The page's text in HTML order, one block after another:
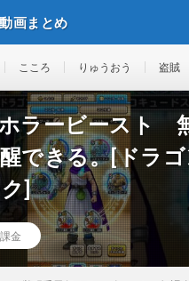
画まとめ
こころ りゅうおう 盗賊
ラービースト
できる。[ドラ
]
金